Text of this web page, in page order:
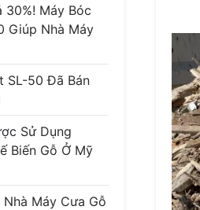
30%! Máy Bóc
Giúp Nhà Máy
SL-50 Đã Bán
Sử Dụng
Biến Gỗ Ở Mỹ
Máy Cưa Gỗ